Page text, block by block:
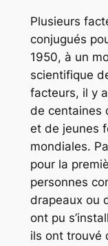
Plusieurs
conjugués
1950, à un
scientifique
facteurs, il y
de centaines
et de jeunes
mondiales.
pour la
personnes
drapeaux ou
ont pu
ils ont trouvé